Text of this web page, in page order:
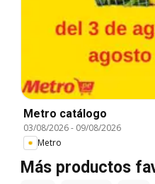
Metro catálogo
03/08/2026- 09/08/2026
Metro
Más productos